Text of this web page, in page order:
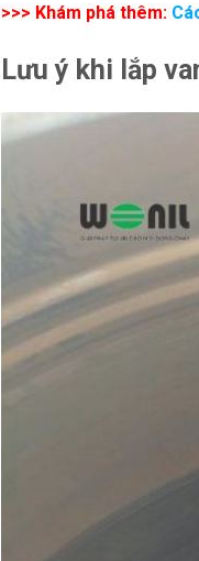
>>> Khám phá thêm:
Lưu ý khi lắp